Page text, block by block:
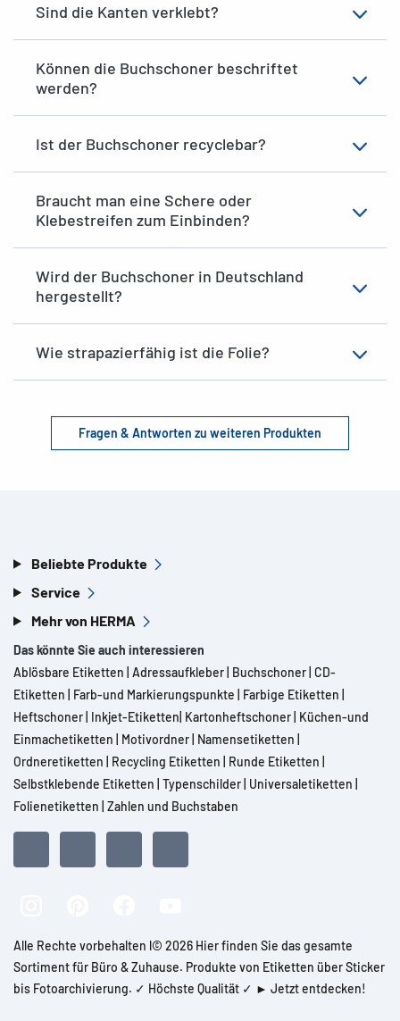
Sind die Kanten verklebt?
Können die Buchschoner beschriftet
werden?
Ist der Buchschoner recyclebar?
Braucht man eine Schere oder
Klebestreifen zum Einbinden?
Wird der Buchschoner in Deutschland
hergestellt?
Wie strapazierfähig ist die Folie?
Fragen & Antworten zu weiteren Produkten
Beliebte Produkte
Service
Mehr von HERMA
Das könnte Sie auch interessieren
Ablösbare Etiketten Adressaufkleber Buchschoner CD-
Etiketten
Farb-und Markierungspunkte Farbige Etiketten
Heftschoner Inkjet-Etiketten Kartonheftschoner Küchen-und
Einmachetiketten
Motivordner Namensetiketten
Ordneretiketten
Recycling Etiketten Runde Etiketten
Selbstklebende Etiketten Typenschilder Universaletiketten
Folienetiketten Zahlen und Buchstaben
Alle Rechte vorbehalten l© 2026 Hier finden Sie das gesamte
Sortiment für Büro & Zuhause. Produkte von Etiketten über Sticker
bis Fotoarchivierung. ✓ Höchste Qualität ✓ ► Jetzt entdecken!